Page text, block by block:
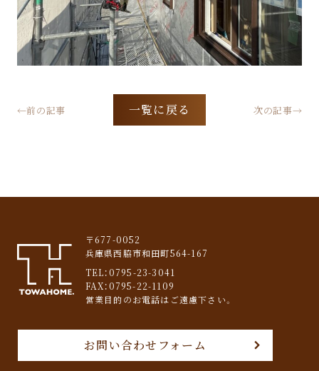
一覧に戻る
←前の記事 次の記事→
〒677-0052
兵庫県西脇市和田町564-167
TEL： 0795-23-3041
FAX：0795-22-1109
営業目的のお電話はご遠慮下さい。
お問い合わせフォーム